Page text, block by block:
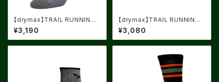
【drymax】TRAIL RUNNING
CREW Dark Gray/Black
¥3,190
【drymax】TRAIL RUNNING
1/4CREW Dark Gray/Neon
Pink
¥3,080